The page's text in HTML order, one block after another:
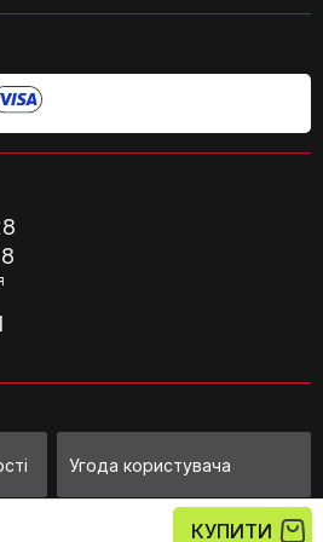
КУПИТИ
см
та стельові світильники TK-Lighting
люстра для
ванній кімнаті?
Угода користувача